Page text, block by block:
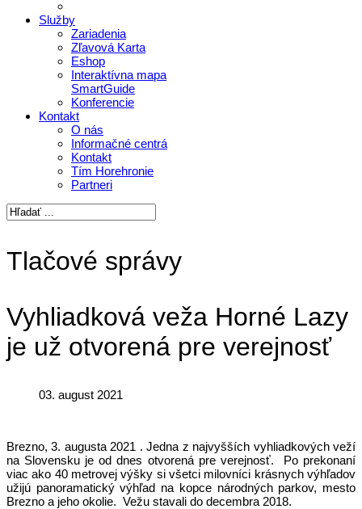
Služby
Zariadenia
Zľavová Karta
Eshop
Interaktívna mapa
SmartGuide
Konferencie
Kontakt
O nás
Informačné centrá
Kontakt
Tím Horehronie
Partneri
Tlačové správy
Vyhliadková veža Horné Lazy
je už otvorená pre verejnosť
03. august 2021
Brezno, 3. augusta 2021 . Jedna z najvyšších vyhliadkových veží
na Slovensku je od dnes otvorená pre verejnosť. Po prekonaní
viac ako 40 metrovej výšky si všetci milovníci krásnych výhľadov
užijú panoramatický výhľad na kopce národných parkov, mesto
Brezno a jeho okolie. Vežu stavali do decembra 2018.